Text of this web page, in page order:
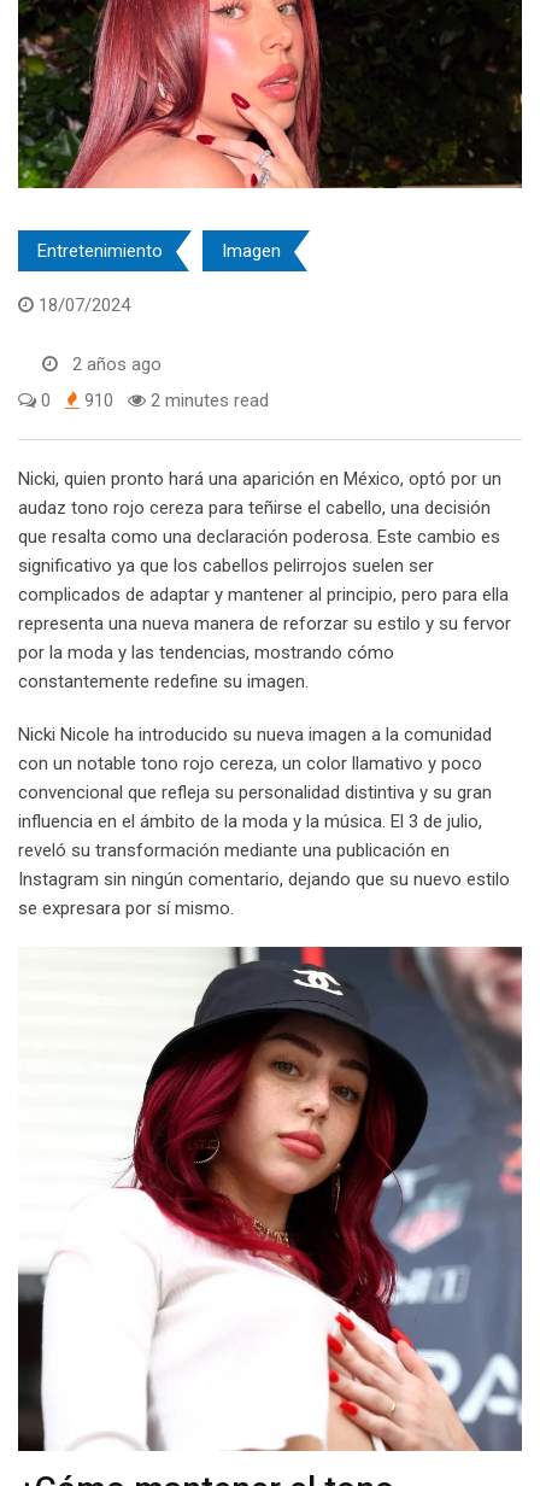
Entretenimiento Imagen
18/07/2024
2 años ago
0
910 2 minutes read
Nicki, quien pronto hará una aparición en México, optó por un
audaz tono rojo cereza para teñirse el cabello, una decisión
que resalta como una declaración poderosa. Este cambio es
significativo ya que los cabellos pelirrojos suelen ser
complicados de adaptar y mantener al principio, pero para ella
representa una nueva manera de reforzar su estilo y su fervor
por la moda y las tendencias, mostrando cómo
constantemente redefine su imagen.
Nicki Nicole ha introducido su nueva imagen a la comunidad
con un notable tono rojo cereza, un color llamativo y poco
convencional que refleja su personalidad distintiva y su gran
influencia en el ámbito de la moda y la música. El 3 de julio,
reveló su transformación mediante una publicación en
Instagram sin ningún comentario, dejando que su nuevo estilo
se expresara por sí mismo.